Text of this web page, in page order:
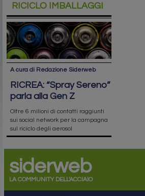
RICICLO IMBALLAGGI
A cura di Redazione Siderweb
RICREA: “Spray Sereno”
parla alla Gen Z
Oltre 6 milioni di contatti raggiunti
sui social network per la campagna
sul riciclo degli aerosol
siderweb
LA COMMUNITY DELL'ACCIAIO